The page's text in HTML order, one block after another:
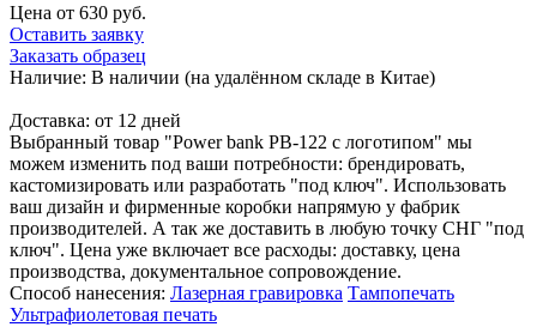
Цена от 630 руб.
Оставить заявку
Заказать образец
Наличие: В наличии (на удалённом складе в Китае)
Доставка: от 12 дней
Выбранный товар "Power bank PB-122 с логотипом" мы
можем изменить под ваши потребности: брендировать,
кастомизировать или разработать "под ключ". Использовать
ваш дизайн и фирменные коробки напрямую у фабрик
производителей. А так же доставить в любую точку СНГ "под
ключ". Цена уже включает все расходы: доставку, цена
производства, документальное сопровождение.
Способ нанесения: Лазерная гравировка Тампопечать
Ультрафиолетовая печать